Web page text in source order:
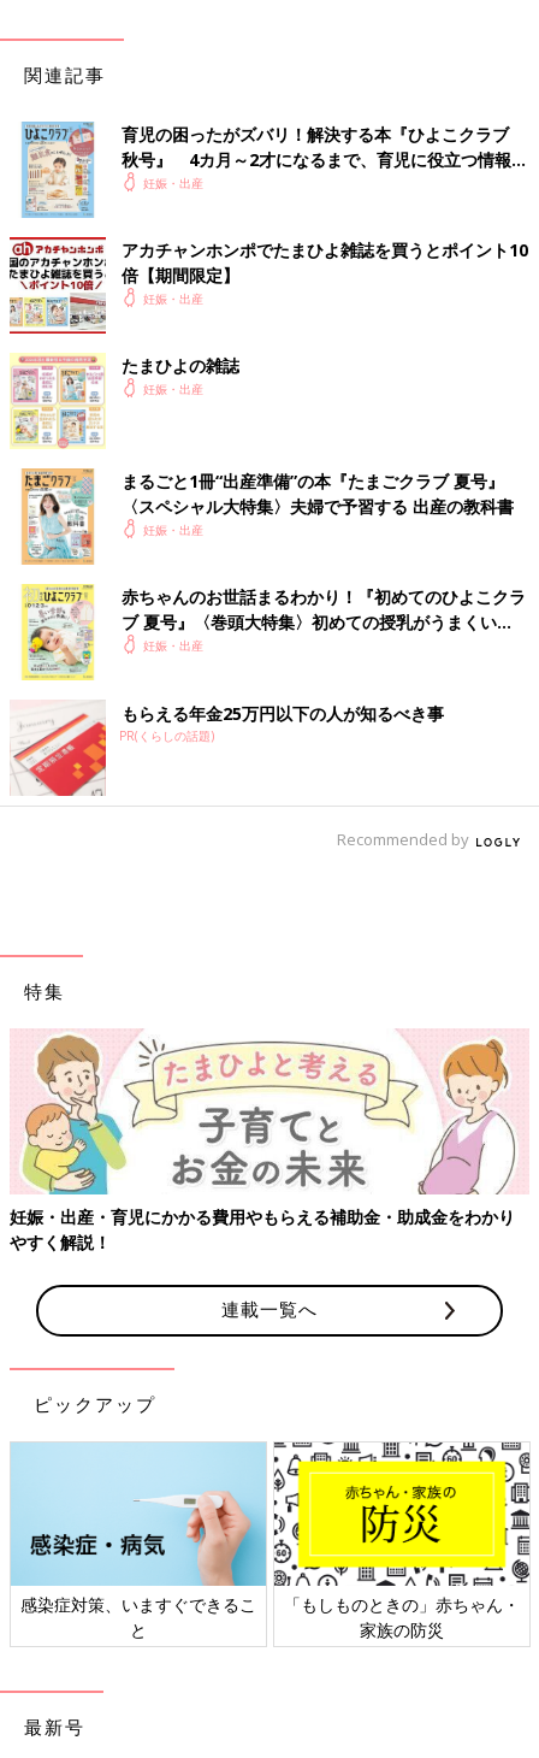
関連記事
育児の困ったがズバリ！解決する本『ひよこクラブ
秋号』 4カ月～2才になるまで、育児に役立つ情報が
いっぱい！
妊娠・出産
アカチャンホンポでたまひよ雑誌を買うとポイント10
倍【期間限定】
妊娠・出産
たまひよの雑誌
妊娠・出産
まるごと1冊“出産準備”の本『たまごクラブ 夏号』
〈スペシャル大特集〉夫婦で予習する 出産の教科書
妊娠・出産
赤ちゃんのお世話まるわかり！『初めてのひよこクラ
ブ 夏号』〈巻頭大特集〉初めての授乳がうまくい
く！ おっぱい・ミルクの基本と夏のトラブル 解決テ
妊娠・出産
もらえる年金25万円以下の人が知るべき事
PR(くらしの話題)
Recommended by
特集
妊娠・出産・育児にかかる費用やもらえる補助金・助成金をわかり
やすく解説！
連載一覧へ
ピックアップ
感染症対策、いますぐできるこ
と
「もしものときの」赤ちゃん・
家族の防災
最新号